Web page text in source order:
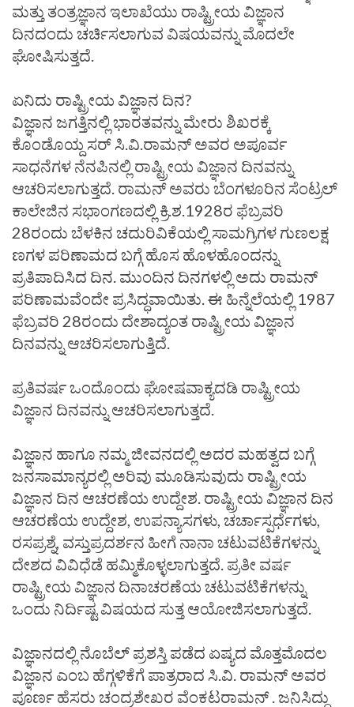
ಮತ್ತು ತಂತ್ರಜ್ಞಾನ ಇಲಾಖೆಯು ರಾಷ್ಟ್ರೀಯ ವಿಜ್ಞಾನ
ದಿನದಂದು ಚರ್ಚಿಸಲಾಗುವ ವಿಷಯವನ್ನು ಮೊದಲೇ
ಘೋಷಿಸುತ್ತದೆ.
ಏನಿದು ರಾಷ್ಟ್ರೀಯ ವಿಜ್ಞಾನ ದಿನ?
ವಿಜ್ಞಾನ ಜಗತ್ತಿನಲ್ಲಿ ಭಾರತವನ್ನು ಮೇರು ಶಿಖರಕ್ಕೆ
ಕೊಂಡೊಯ್ದ ಸರ್‌ ಸಿ.ವಿ.ರಾಮನ್‌ ಅವರ ಅಪೂರ್ವ
ಸಾಧನೆಗಳ ನೆನಪಿನಲ್ಲಿ ರಾಷ್ಟ್ರೀಯ ವಿಜ್ಞಾನ ದಿನವನ್ನು
ಆಚರಿಸಲಾಗುತ್ತದೆ. ರಾಮನ್‌ ಅವರು ಬೆಂಗಳೂರಿನ ಸೆಂಟ್ರಲ್‌
ಕಾಲೇಜಿನ ಸಭಾಂಗಣದಲ್ಲಿ ಕ್ರಿ.ಶ.1928ರ ಫೆಬ್ರವರಿ
28ರಂದು ಬೆಳಕಿನ ಚದುರಿವಿಕೆಯಲ್ಲಿ ಸಾಮಗ್ರಿಗಳ ಗುಣಲಕ್ಷ
ಣಗಳ ಪರಿಣಾಮದ ಬಗ್ಗೆ ಹೊಸ ಹೊಳಹೊಂದನ್ನು
ಪ್ರತಿಪಾದಿಸಿದ ದಿನ. ಮುಂದಿನ ದಿನಗಳಲ್ಲಿ ಅದು ರಾಮನ್‌
ಪರಿಣಾಮವೆಂದೇ ಪ್ರಸಿದ್ಧವಾಯಿತು. ಈ ಹಿನ್ನೆಲೆಯಲ್ಲಿ 1987
ಫೆಬ್ರವರಿ 28ರಂದು ದೇಶಾದ್ಯಂತ ರಾಷ್ಟ್ರೀಯ ವಿಜ್ಞಾನ
ದಿನವನ್ನು ಆಚರಿಸಲಾಗುತ್ತಿದೆ.
ಪ್ರತಿವರ್ಷ ಒಂದೊಂದು ಘೋಷವಾಕ್ಯದಡಿ ರಾಷ್ಟ್ರೀಯ
ವಿಜ್ಞಾನ ದಿನವನ್ನು ಆಚರಿಸಲಾಗುತ್ತದೆ.
ವಿಜ್ಞಾನ ಹಾಗೂ ನಮ್ಮ ಜೀವನದಲ್ಲಿ ಅದರ ಮಹತ್ವದ ಬಗ್ಗೆ
ಜನಸಾಮಾನ್ಯರಲ್ಲಿ ಅರಿವು ಮೂಡಿಸುವುದು ರಾಷ್ಟ್ರೀಯ
ವಿಜ್ಞಾನ ದಿನ ಆಚರಣೆಯ ಉದ್ದೇಶ. ರಾಷ್ಟ್ರೀಯ ವಿಜ್ಞಾನ ದಿನ
ಆಚರಣೆಯ ಉದ್ದೇಶ, ಉಪನ್ಯಾಸಗಳು, ಚರ್ಚಾಸ್ಪರ್ಧೆಗಳು,
ರಸಪ್ರಶ್ನೆ, ವಸ್ತುಪ್ರದರ್ಶನ ಹೀಗೆ ನಾನಾ ಚಟುವಟಿಕೆಗಳನ್ನು
ದೇಶದ ವಿವಿಧೆಡೆ ಹಮ್ಮಿಕೊಳ್ಳಲಾಗುತ್ತದೆ. ಪ್ರತೀ ವರ್ಷ
ರಾಷ್ಟ್ರೀಯ ವಿಜ್ಞಾನ ದಿನಾಚರಣೆಯ ಚಟುವಟಿಕೆಗಳನ್ನು
ಒಂದು ನಿರ್ದಿಷ್ಟ ವಿಷಯದ ಸುತ್ತ ಆಯೋಜಿಸಲಾಗುತ್ತದೆ.
ವಿಜ್ಞಾನದಲ್ಲಿ ನೊಬೆಲ್‌ ಪ್ರಶಸ್ತಿ ಪಡೆದ ಏಷ್ಯದ ಮೊತ್ತಮೊದಲ
ವಿಜ್ಞಾನ ಎಂಬ ಹೆಗ್ಗಳಿಕೆಗೆ ಪಾತ್ರರಾದ ಸಿ.ವಿ. ರಾಮನ್‌ ಅವರ
ಪೂರ್ಣ ಹೆಸರು ಚಂದ್ರಶೇಖರ ವೆಂಕಟರಾಮನ್‌ . ಜನಿಸಿದ್ದು